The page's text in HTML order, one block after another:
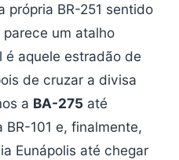
própria BR-251 sentido
um atalho
aquele estradão de
de cruzar a divisa
a BA-275 até
101 e, finalmente,
Eunápolis até chegar